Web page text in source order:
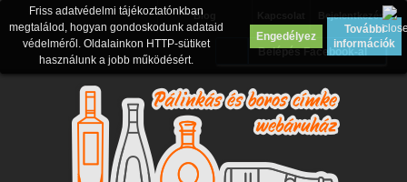
Bejelentkezés
Blog
Belépés Facebook-al
Friss adatvédelmi tájékoztatónkban
megtalálod, hogyan gondoskodunk adataid
védelméről. Oldalainkon HTTP-sütiket
használunk a jobb működésért.
Engedélyez
További
információk